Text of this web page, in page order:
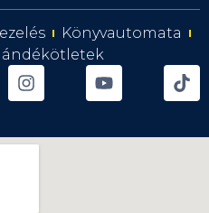
Könyvautomata